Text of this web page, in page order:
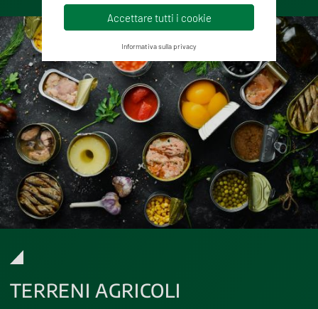
TERRENI AGRICOLI
Accettare tutti i cookie
Informativa sulla privacy